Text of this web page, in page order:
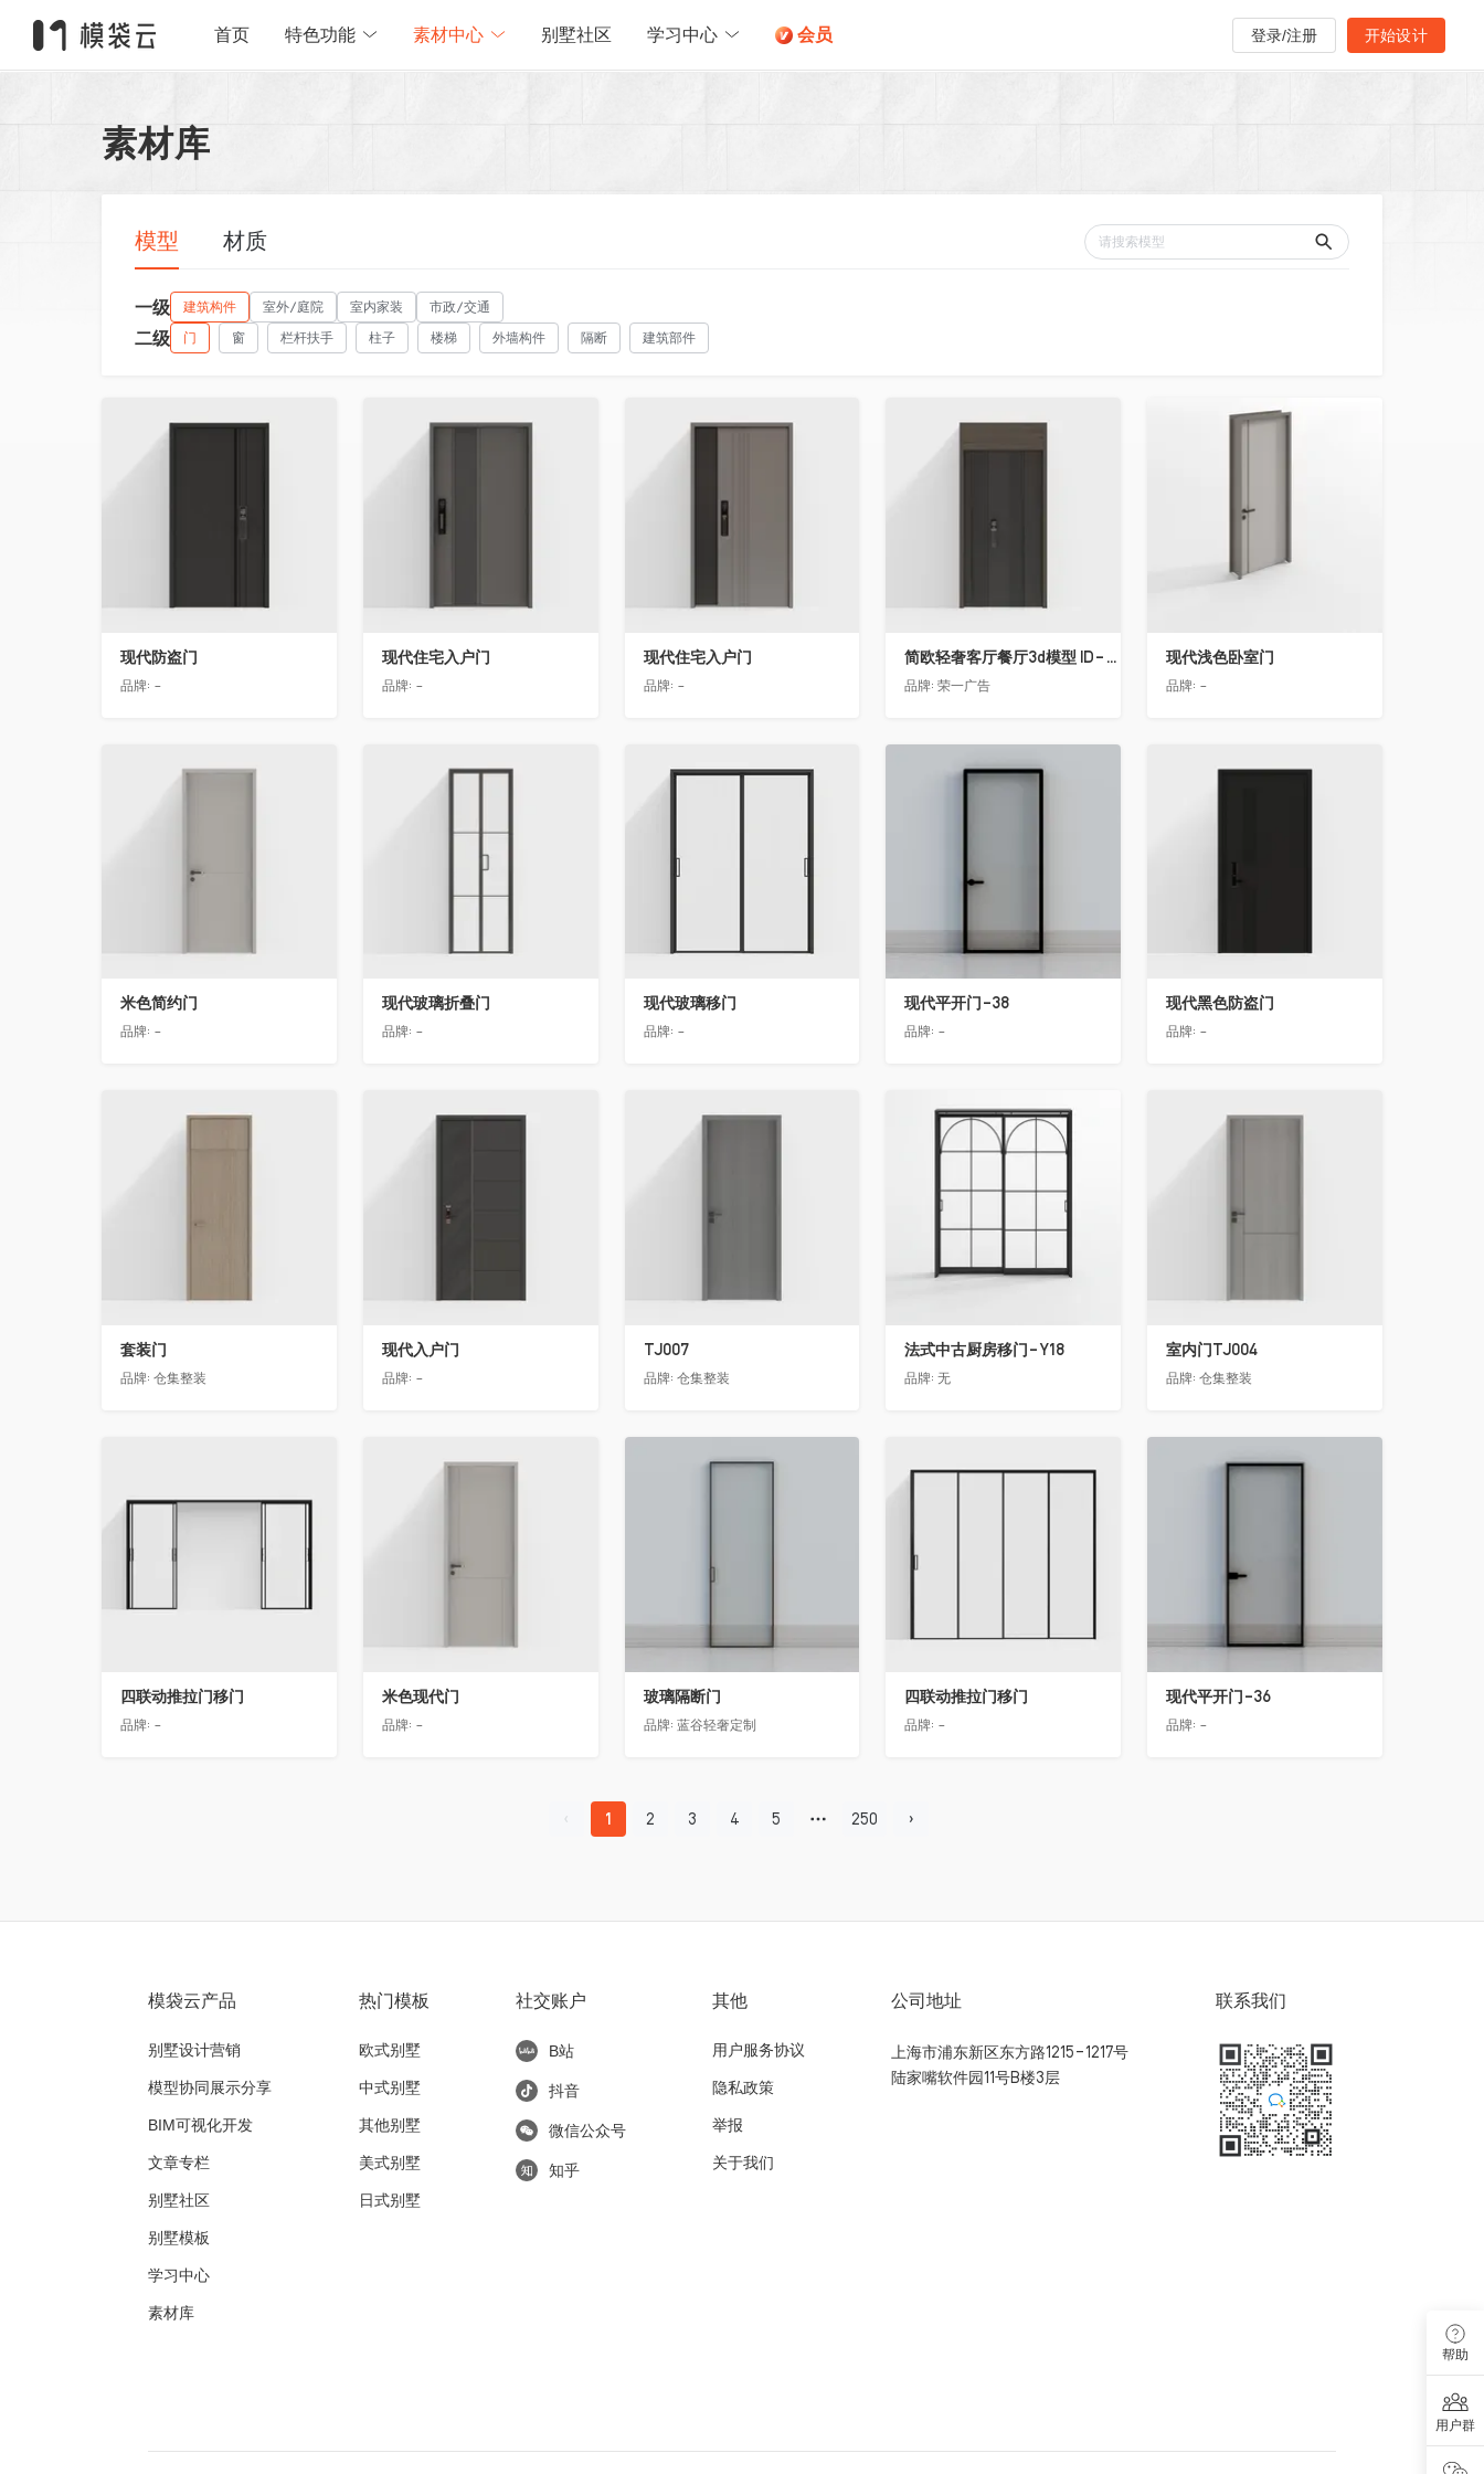
首页 特色功能 素材中心 别墅社区 学习中心 会员 登录/注册 开始设计
素材库
模型 材质
一级 建筑构件 室外/庭院 室内家装 市政/交通
二级 门 窗 栏杆扶手 柱子 楼梯 外墙构件 隔断 建筑部件
收藏
现代防盗门
品牌: -
收藏
现代住宅入户门
品牌: -
收藏
现代住宅入户门
品牌: -
收藏
简欧轻奢客厅餐厅3d模型 ID-11490558入户门2
品牌:荣一广告
现代浅色卧室门
品牌: -
米色简约门
品牌: -
现代玻璃折叠门
品牌: -
收藏
现代玻璃移门
品牌: -
收藏
现代平开门-38
品牌: -
收藏
现代黑色防盗门
品牌: -
套装门
品牌: 仓集整装
收藏
现代入户门
品牌: -
收藏
TJ007
品牌: 仓集整装
收藏
法式中古厨房移门-Y18
品牌:无
收藏
室内门TJ004
品牌:仓集整装
四联动推拉门移门
品牌: -
米色现代门
品牌: -
玻璃隔断门
品牌: 蓝谷轻奢定制
收藏
四联动推拉门移门
品牌: -
收藏
现代平开门-36
品牌: -
1 2 3 4 5 250
模袋云产品
别墅设计营销
模型协同展示分享
BIM可视化开发
文章专栏
别墅社区
别墅模板
学习中心
素材库
热门模板
欧式别墅
中式别墅
其他别墅
美式别墅
日式别墅
社交账户
B站
抖音
微信公众号
知乎
其他
用户服务协议
隐私政策
举报
关于我们
公司地址
上海市浦东新区东方路1215-1217号
陆家嘴软件园11号B楼3层
联系我们
帮助
用户群